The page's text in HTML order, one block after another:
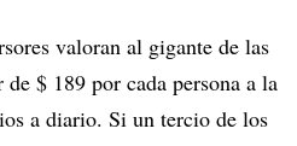
valoran al gigante de las
$ 189 por cada persona a la
a diario. Si un tercio de los